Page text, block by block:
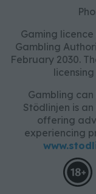
Gaming licence
Gambling
February 2030.
Gambling
Stödlinjen is
offering
experiencing